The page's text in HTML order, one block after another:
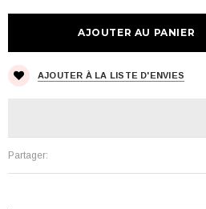
AJOUTER À LA LISTE D'ENVIES
Partager: